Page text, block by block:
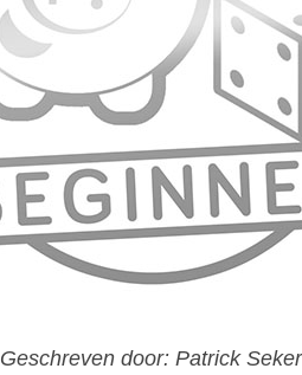
Geschreven door: Patrick